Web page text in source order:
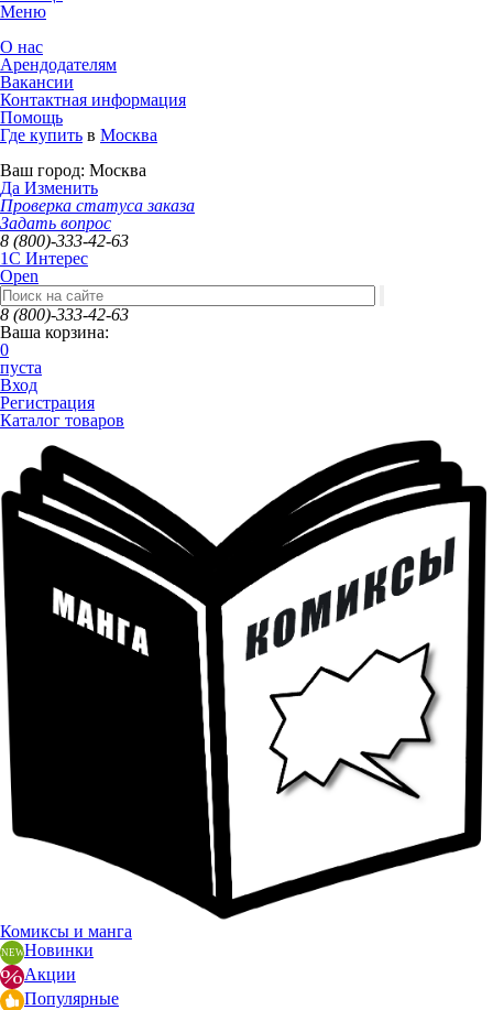
Меню
О нас
Арендодателям
Вакансии
Контактная информация
Помощь
Где купить в Москва
Ваш город: Москва
Да Изменить
Проверка статуса заказа
Задать вопрос
8 (800)-333-42-63
1C Интерес
Open
8 (800)-333-42-63
Ваша корзина:
0
пуста
Вход
Регистрация
Каталог товаров
Комиксы и манга
Новинки
Акции
Популярные